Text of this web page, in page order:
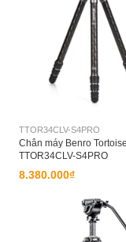
TTOR34CLV-S4PRO
Chân máy Benro
TTOR34CLV-S4PRO
8.380.000₫